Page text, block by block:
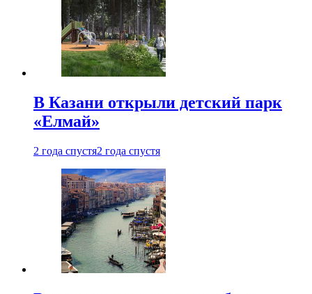
В Казани открыли детский парк
«Елмай»
2 года спустя2 года спустя